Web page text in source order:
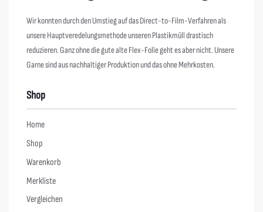
Wir konnten durch den Umstieg auf das Direct-to-Film-Verfahren als
unsere Hauptveredelungsmethode unseren Plastikmüll drastisch
reduzieren. Ganz ohne die gute alte Flex-Folie geht es aber nicht. Unsere
Garne sind aus nachhaltiger Produktion und das ohne Mehrkosten.
Shop
Home
Shop
Warenkorb
Merkliste
Vergleichen